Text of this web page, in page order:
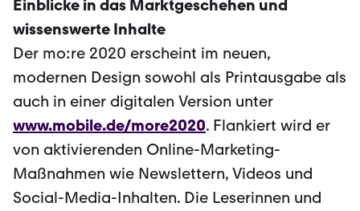
Einblicke in das Marktgeschehen und
wissenswerte Inhalte
Der mo:re 2020 erscheint im neuen,
modernen Design sowohl als Printausgabe als
auch in einer digitalen Version unter
www.mobile.de/more2020. Flankiert wird er
von aktivierenden Online-Marketing-
Maßnahmen wie Newslettern, Videos und
Social-Media-Inhalten. Die Leserinnen und